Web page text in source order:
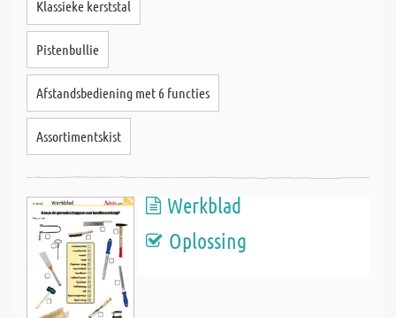
Klassieke kerststal
Pistenbullie
Afstandsbediening met 6 functies
Assortimentskist
Werkblad
Oplossing